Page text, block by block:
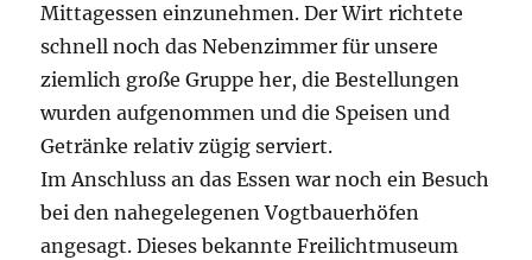
Mittagessen einzunehmen. Der Wirt richtete
schnell noch das Nebenzimmer für unsere
ziemlich große Gruppe her, die Bestellungen
wurden aufgenommen und die Speisen und
Getränke relativ zügig serviert.
Im Anschluss an das Essen war noch ein Besuch
bei den nahegelegenen Vogtbauerhöfen
angesagt. Dieses bekannte Freilichtmuseum